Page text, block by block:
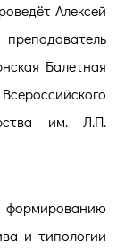
Алексей
Балетная
им. Л.П.
и типологии